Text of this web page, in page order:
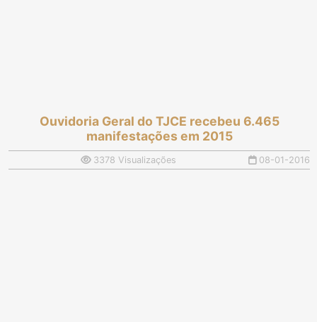
Ouvidoria Geral do TJCE recebeu 6.465
manifestações em 2015
3378 Visualizações 08-01-2016